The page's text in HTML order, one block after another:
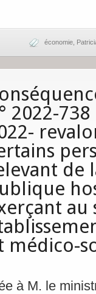
économie
2022-
de
au
médico-
à M. le